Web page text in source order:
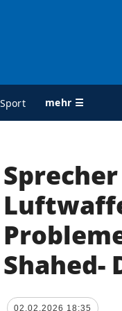
Sport mehr ☰
Shahed-
02.02.2026 18:35